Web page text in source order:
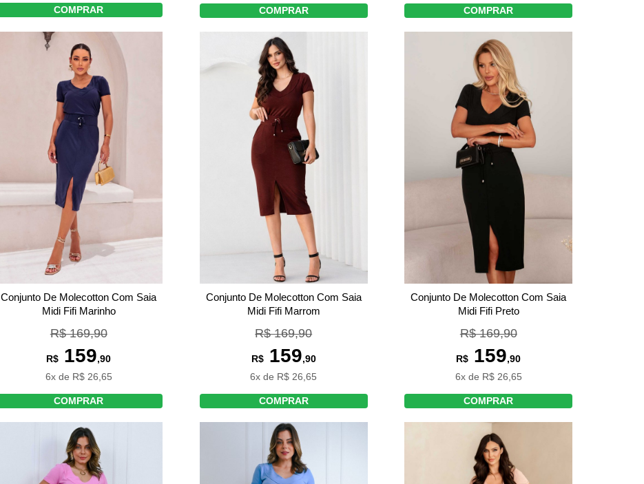
COMPRAR COMPRAR COMPRAR
Conjunto De Molecotton Com Saia
Midi Fifi Marinho
R$ 169,90
R$ 159,90
6x de R$ 26,65
COMPRAR
Conjunto De Molecotton Com Saia
Midi Fifi Marrom
R$ 169,90
R$159,90
6x de R$ 26,65
COMPRAR
Conjunto De Molecotton Com Saia
Midi Fifi Preto
R$ 169,90
R$ 159,90
6x de R$ 26,65
COMPRAR